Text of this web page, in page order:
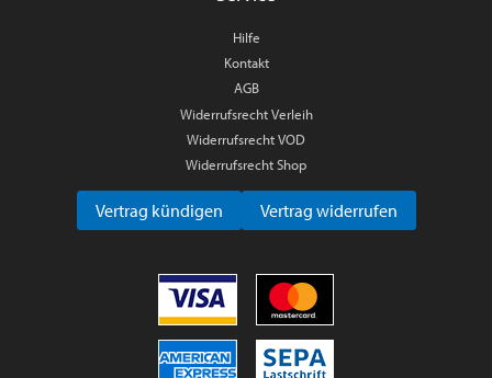
Hilfe
Kontakt
AGB
Widerrufsrecht Verleih
Widerrufsrecht VOD
Widerrufsrecht Shop
Vertrag kündigen Vertrag widerrufen